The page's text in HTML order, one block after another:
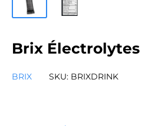
Brix Électrolytes
BRIX SKU: BRIXDRINK